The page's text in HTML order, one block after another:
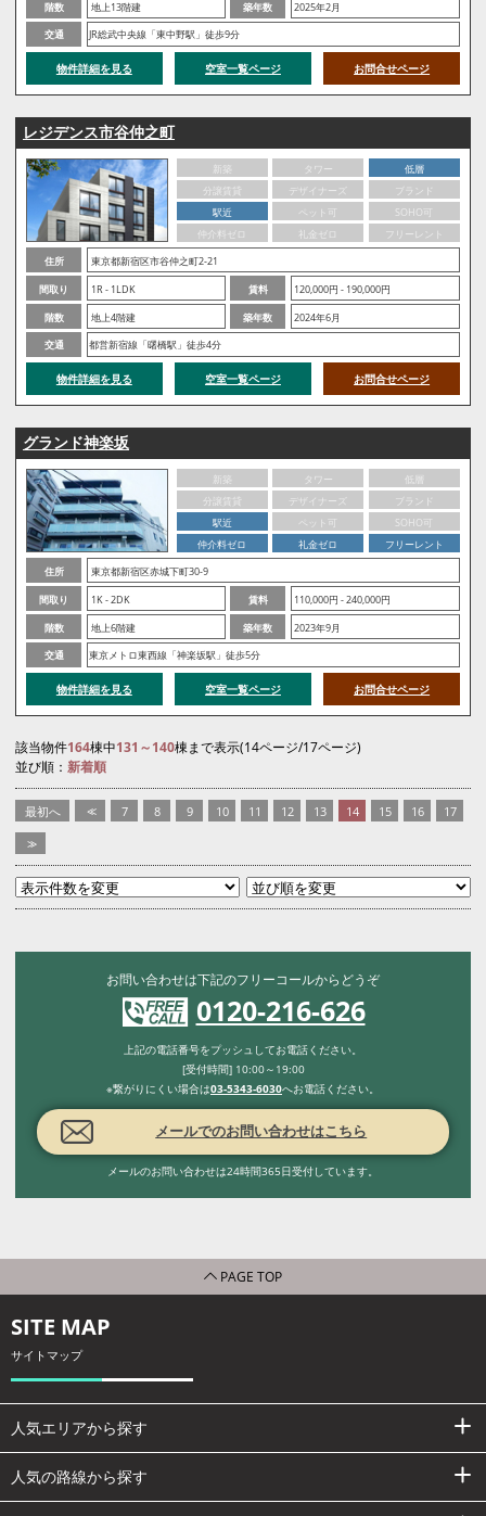
階数
地上13階建 築年数
2025年2月
交通
JR総武中央線「東中野駅」徒歩9分
物件詳細を見る 空室一覧ページ お問合せページ
レジデンス市谷仲之町
新築 タワー
低層
分譲賃貸
デザイナーズ
ブランド
駅近
ペット可
SOHO可
仲介料ゼロ
礼金ゼロ
フリーレント
住所
東京都新宿区市谷仲之町2-21
間取り
1R - 1LDK 賃料
120,000円 - 190,000円
階数
地上4階建 築年数
2024年6月
交通
都営新宿線「曙橋駅」徒歩4分
物件詳細を見る 空室一覧ページ お問合せページ
グランド神楽坂
新築 タワー
低層
分譲賃貸
デザイナーズ
ブランド
駅近
ペット可
SOHO可
仲介料ゼロ
礼金ゼロ
フリーレント
住所
東京都新宿区赤城下町30-9
間取り
1K - 2DK 賃料
110,000円 - 240,000円
階数
地上6階建 築年数
2023年9月
交通
東京メトロ東西線「神楽坂駅」徒歩5分
物件詳細を見る 空室一覧ページ お問合せページ
該当物件164棟中131～140棟まで表示(14ページ/17ページ)
並び順： 新着順
最初へ << 7 8 9 10 11 12 13 14 15 16
17
>>
お問い合わせは下記のフリーコールからどうぞ
0120-216-626
上記の電話番号をプッシュしてお電話ください。
[受付時間] 10:00～19:00
※繋がりにくい場合は03-5343-6030へお電話ください。
メールでのお問い合わせはこちら
メールのお問い合わせは24時間365日受付しています。
PAGE TOP
SITE MAP
サイトマップ
人気エリアから探す
人気の路線から探す